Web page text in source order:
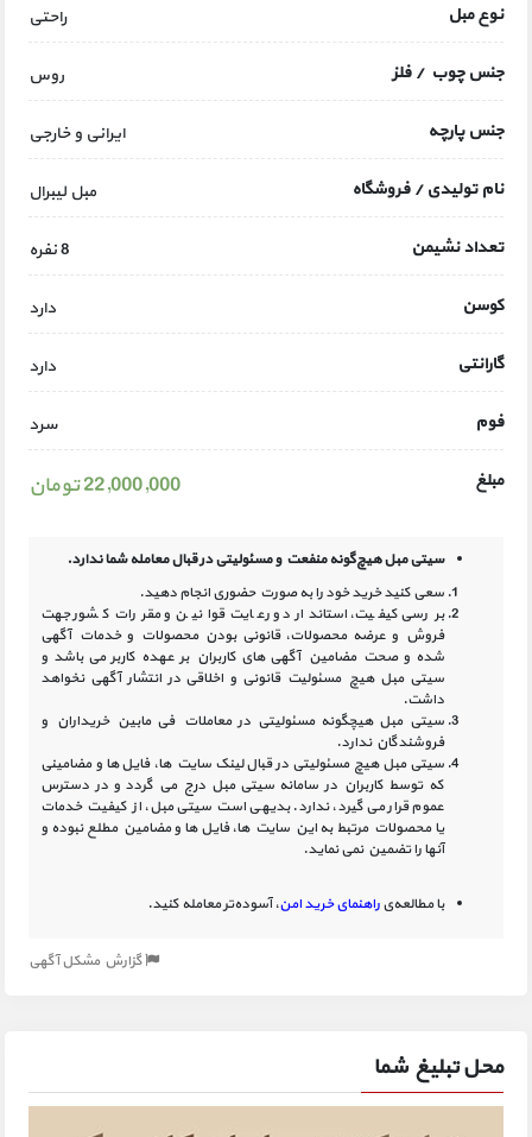
نوع مبل راحتی
جنس چوب / فلز روس
جنس پارچه ایرانی و خارجی
نام تولیدی / فروشگاه مبل لیبرال
تعداد نشیمن 8 نفره
کوسن دارد
گارانتی دارد
فوم سرد
مبلغ 22,000,000 تومان
سیتی مبل هیچ‌گونه منفعت و مسئولیتی درقبال معامله شما ندارد.
سعی کنید خرید خود را به صورت حضوری انجام دهید.
بررسی کیفیت، استاندارد و رعایت قوانین و مقررات کشور جهت
فروش و عرضه محصولات، قانونی بودن محصولات و خدمات آگهی
شده و صحت مضامین آگهی‏ های کاربران بر عهده کاربر می باشد و
سیتی مبل هیچ مسئولیت قانونی و اخلاقی در انتشار آگهی نخواهد
داشت.
سیتی مبل هیچگونه مسئولیتی در معاملات فی مابین خریداران و
فروشندگان ندارد.
سیتی مبل هیچ مسئولیتی در قبال لینک‏ سایت ‏ها، فایل ‏ها و مضامینی
که توسط کاربران در سامانه‏ سیتی مبل درج می گردد و در دسترس
عموم قرار می گیرد، ندارد. بدیهی است سیتی مبل، از کیفیت خدمات
یا محصولات مرتبط به این سایت‏ ها، فایل ها و مضامین مطلع نبوده و
آنها را تضمین نمی نماید.
با مطالعه‌یراهنمای خرید امن، آسوده‌تر معامله کنید.
گزارش مشکل آگهی
محل تبلیغ شما